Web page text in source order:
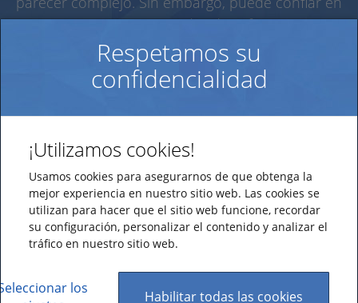
nosotros como su proveedor de software. Hemos
trabajado durante muchos años con clientes
nacionales e internacionales, disponemos de
empleados experimentados y certificación de
22
Países
HelpDesk y Survey&Report, es utilizada por organizaciones de
todo el mundo.
Respetamos su
confidencialidad
¡Utilizamos cookies!
Usamos cookies para asegurarnos de que obtenga la
mejor experiencia en nuestro sitio web. Las cookies se
utilizan para hacer que el sitio web funcione, recordar
su configuración, personalizar el contenido y analizar el
tráfico en nuestro sitio web.
los
Habilitar todas las cookies